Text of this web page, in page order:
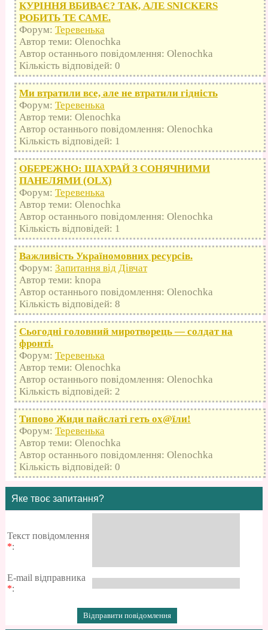
КУРІННЯ ВБИВАЄ? ТАК, АЛЕ SNICKERS
РОБИТЬ ТЕ САМЕ.
Форум: Теревенька
Автор теми: Olenochka
Автор останнього повідомлення: Olenochka
Кількість відповідей: 0
Ми втратили все, але не втратили гідність
Форум: Теревенька
Автор теми: Olenochka
Автор останнього повідомлення: Olenochka
Кількість відповідей: 1
ОБЕРЕЖНО: ШАХРАЙ З СОНЯЧНИМИ
ПАНЕЛЯМИ (OLX)
Форум: Теревенька
Автор теми: Olenochka
Автор останнього повідомлення: Olenochka
Кількість відповідей: 1
Важливість Україномовних ресурсів.
Форум: Запитання від Дівчат
Автор теми: knopa
Автор останнього повідомлення: Olenochka
Кількість відповідей: 8
Сьогодні головний миротворець — солдат на
фронті.
Форум: Теревенька
Автор теми: Olenochka
Автор останнього повідомлення: Olenochka
Кількість відповідей: 2
Типово Жиди пайслаті геть оx@їли!
Форум: Теревенька
Автор теми: Olenochka
Автор останнього повідомлення: Olenochka
Кількість відповідей: 0
Яке твоє запитання?
Текст повідомлення
*:
E-mail відправника
*: